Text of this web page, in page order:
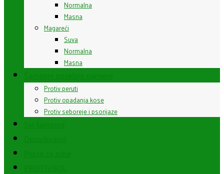
Normalna
Masna
Magareći
Suva
Normalna
Masna
Protiv peruti
Protiv opadanja kose
Protiv seboreje i psorijaze